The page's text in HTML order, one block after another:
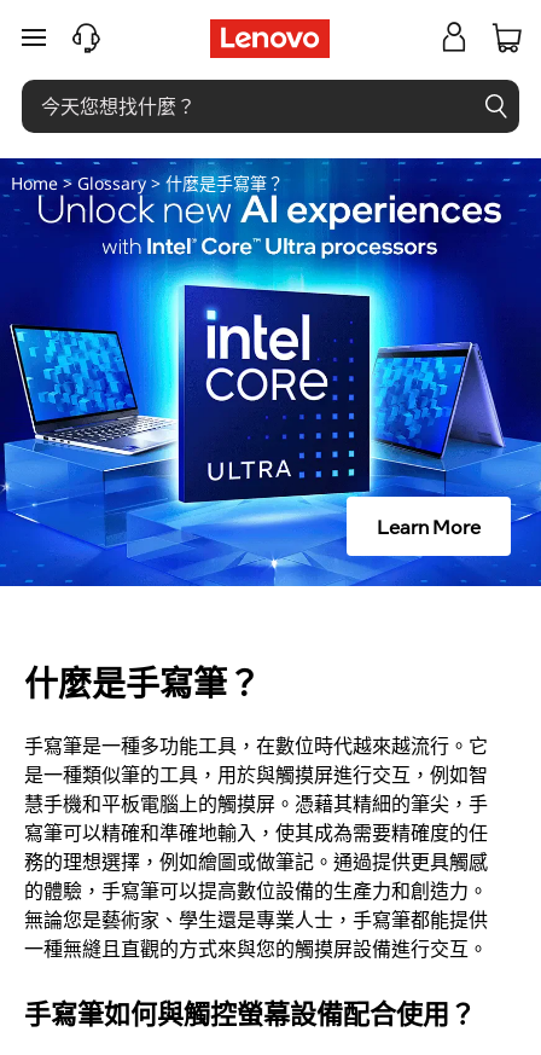
什
麼
是
手
寫
？
跳至主要內容
Home> Glossary> 什麼是手寫筆？
Learn More
什麼是手寫筆？
手寫筆是一種多功能工具，在數位時代越來越流行。它
是一種類似筆的工具，用於與觸摸屏進行交互，例如智
慧手機和平板電腦上的觸摸屏。憑藉其精細的筆尖，手
寫筆可以精確和準確地輸入，使其成為需要精確度的任
務的理想選擇，例如繪圖或做筆記。通過提供更具觸感
的體驗，手寫筆可以提高數位設備的生產力和創造力。
無論您是藝術家、學生還是專業人士，手寫筆都能提供
一種無縫且直觀的方式來與您的觸摸屏設備進行交互。
手寫筆如何與觸控螢幕設備配合使用？